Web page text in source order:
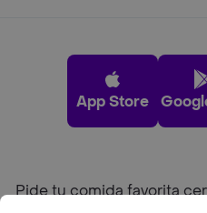
App Store
Pide tu comida favorita